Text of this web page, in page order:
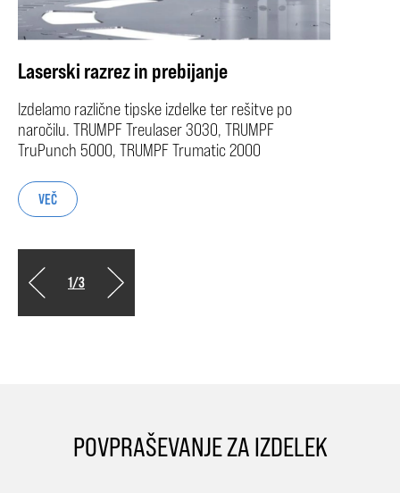
Laserski razrez in prebijanje
Izdelamo različne tipske izdelke ter rešitve po
naročilu. TRUMPF Treulaser 3030, TRUMPF
TruPunch 5000, TRUMPF Trumatic 2000
VEČ
1/3
POVPRAŠEVANJE ZA IZDELEK